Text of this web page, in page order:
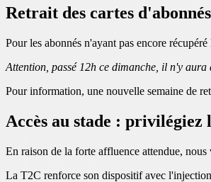
Retrait des cartes
Pour les abonnés n'ayant pas encore
Attention, passé 12h ce dimanche, il n'y
Pour information, une nouvelle semaine de
Accès au stade : privilégiez
En raison de la forte affluence attendue, nous
La T2C renforce son dispositif avec